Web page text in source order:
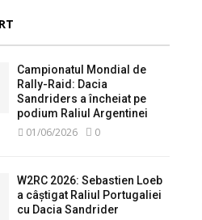
Campionatul Mondial de
Rally-Raid: Dacia
Sandriders a încheiat pe
podium Raliul Argentinei
01/06/2026 0
W2RC 2026: Sebastien Loeb
a câștigat Raliul Portugaliei
cu Dacia Sandrider